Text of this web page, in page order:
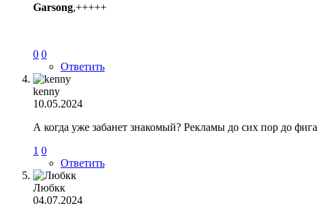
Garsong,+++++
0 0
Ответить
kenny
10.05.2024
А когда уже забанет знакомый? Рекламы до сих пор до фига
1 0
Ответить
Любкк
04.07.2024